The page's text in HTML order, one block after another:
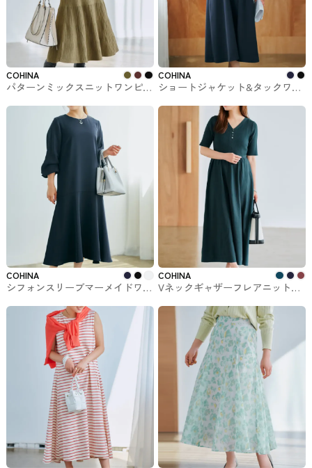
COHINA
パターンミックスニットワンピー
入できるワンピ
COHINA
ショートジャケット&タックワン
で購入できるワンピ
COHINA
シフォンスリーブマーメイドワン
で購入できるワンピ
COHINA
Vネックギャザーフレアニットワ
COHINAで購入できるワンピ